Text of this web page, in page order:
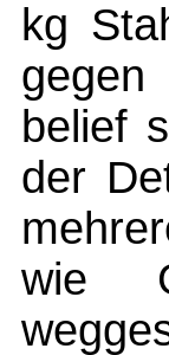
kg
belief
der
wie